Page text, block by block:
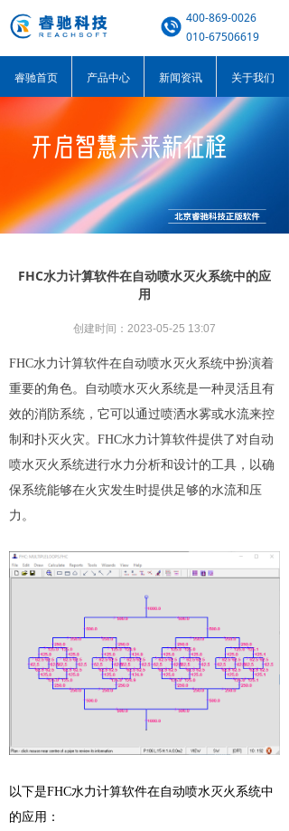
400-869-0026
010-67506619
睿驰首页 产品中心 新闻资讯 关于我们
FHC水力计算软件在自动喷水灭火系统中的应
用
FHC水力计算软件在自动喷水灭火系统中扮演着
重要的角色。自动喷水灭火系统是一种灵活且有
效的消防系统，它可以通过喷洒水雾或水流来控
制和扑灭火灾。FHC水力计算软件提供了对自动
喷水灭火系统进行水力分析和设计的工具，以确
保系统能够在火灾发生时提供足够的水流和压
力。
以下是FHC水力计算软件在自动喷水灭火系统中
的应用：
创建时间： 2023-05-25 13:07